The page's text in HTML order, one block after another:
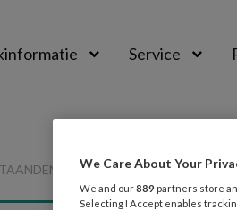
Service
We Care About Your
We and our889 partners store
Selecting I Accept enables